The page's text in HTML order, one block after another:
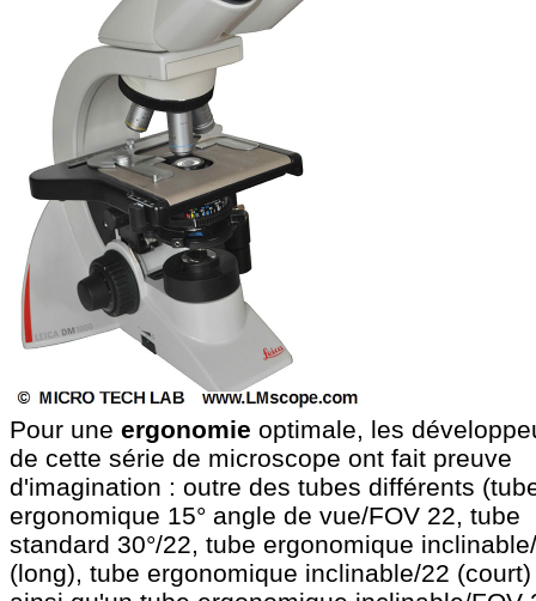
Pour une ergonomie optimale, les
de cette série de microscope ont fait preuve
d'imagination : outre des tubes différents
ergonomique 15° angle de vue/FOV 22, tube
standard 30°/22, tube ergonomique
(long), tube ergonomique inclinable/22 (court)